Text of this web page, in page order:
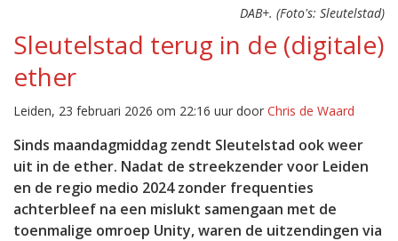
DAB+. (Foto's: Sleutelstad)
Sleutelstad terug in de (digitale)
ether
Leiden, 23 februari 2026 om 22:16 uur door Chris de Waard
Sinds maandagmiddag zendt Sleutelstad ook weer
uit in de ether. Nadat de streekzender voor Leiden
en de regio medio 2024 zonder frequenties
achterbleef na een mislukt samengaan met de
toenmalige omroep Unity, waren de uitzendingen via